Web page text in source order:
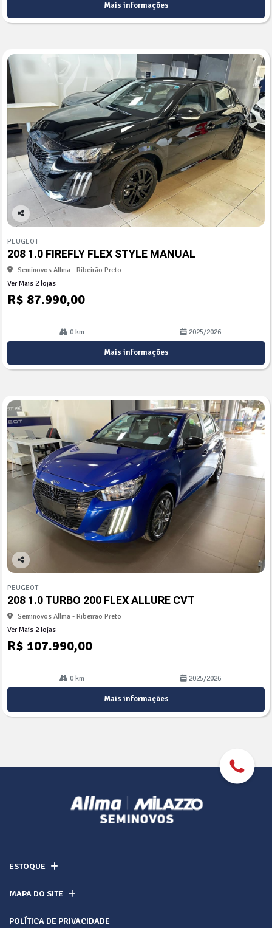
Mais informações
Co
arti
lhe
PEUGEOT
208 1.0 FIREFLY FLEX STYLE MANUAL
Seminovos Allma - Ribeirão Preto
Ver Mais 2 lojas
R$ 87.990,00
0 km 2025/2026
Mais informações
Co
arti
lhe
PEUGEOT
208 1.0 TURBO 200 FLEX ALLURE CVT
Seminovos Allma - Ribeirão Preto
Ver Mais 2 lojas
R$ 107.990,00
0 km 2025/2026
Mais informações
ESTOQUE
MAPA DO SITE
POLÍTICA DE PRIVACIDADE